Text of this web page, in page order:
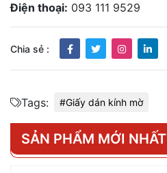
Điện thoại: 093 111 9529
Chia sẻ :
Tags: #Giấy dán kính mờ
SẢN PHẨM MỚI NHẤT